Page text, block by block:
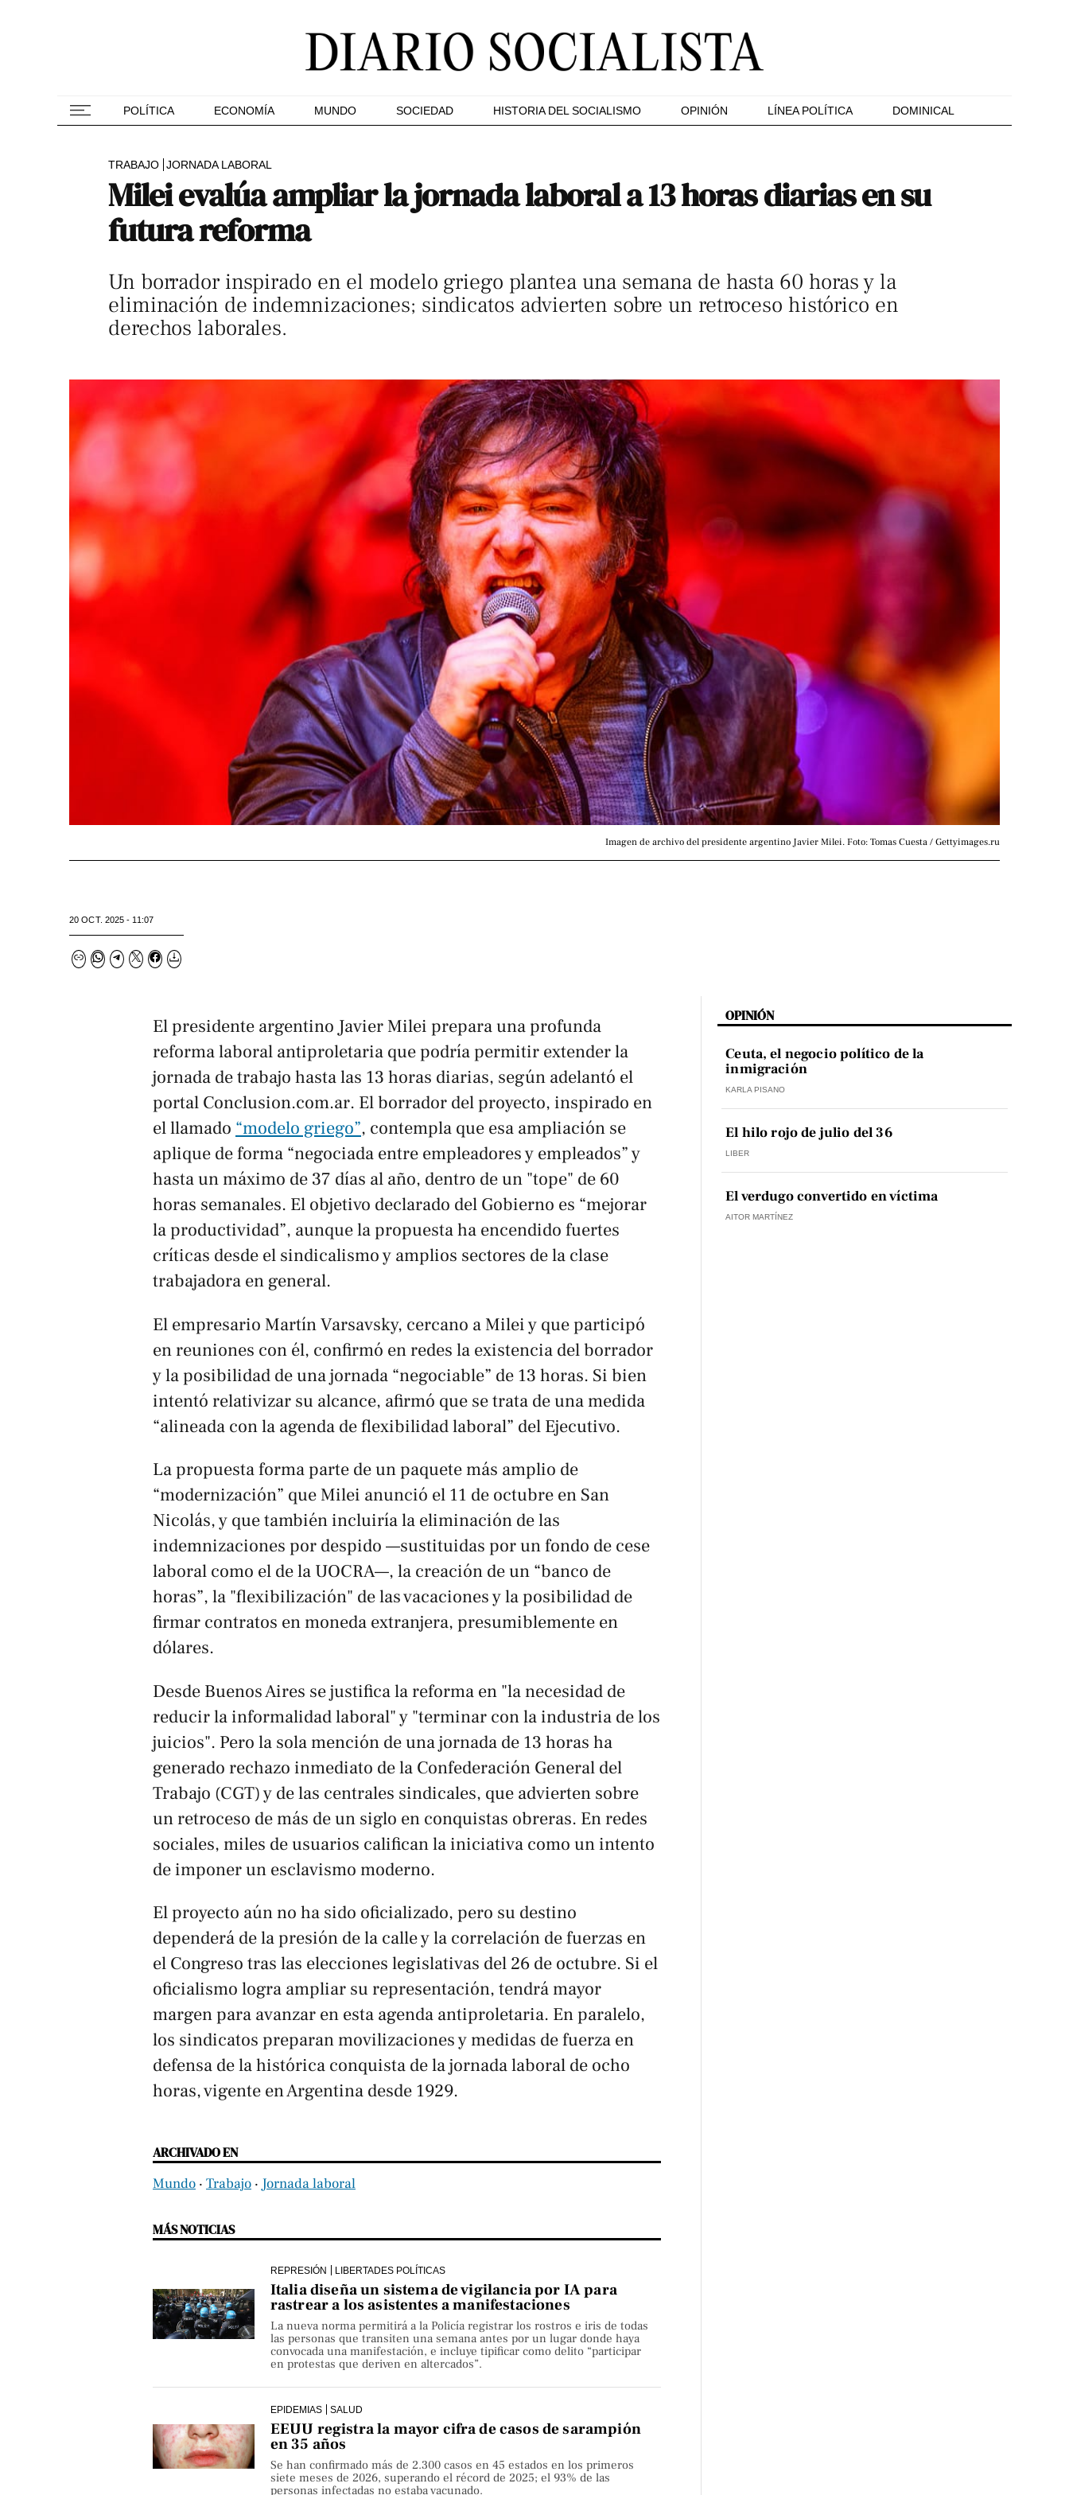
POLÍTICA ECONOMÍA MUNDO SOCIEDAD HISTORIA DEL SOCIALISMO OPINIÓN LÍNEA POLÍTICA DOMINICAL
TRABAJO JORNADA LABORAL
Milei evalúa ampliar la jornada laboral a 13 horas diarias en su
futura reforma
Un borrador inspirado en el modelo griego plantea una semana de hasta 60 horas y la
eliminación de indemnizaciones; sindicatos advierten sobre un retroceso histórico en
derechos laborales.
Imagen de archivo del presidente argentino Javier Milei. Foto: Tomas Cuesta / Gettyimages.ru
20 OCT. 2025 - 11:07
El presidente argentino Javier Milei prepara una profunda
reforma laboral antiproletaria que podría permitir extender la
jornada de trabajo hasta las 13 horas diarias, según adelantó el
portal Conclusion.com.ar. El borrador del proyecto, inspirado en
el llamado “modelo griego”, contempla que esa ampliación se
aplique de forma “negociada entre empleadores y empleados” y
hasta un máximo de 37 días al año, dentro de un "tope" de 60
horas semanales. El objetivo declarado del Gobierno es “mejorar
la productividad”, aunque la propuesta ha encendido fuertes
críticas desde el sindicalismo y amplios sectores de la clase
trabajadora en general.
El empresario Martín Varsavsky, cercano a Milei y que participó
en reuniones con él, confirmó en redes la existencia del borrador
y la posibilidad de una jornada “negociable” de 13 horas. Si bien
intentó relativizar su alcance, afirmó que se trata de una medida
“alineada con la agenda de flexibilidad laboral” del Ejecutivo.
La propuesta forma parte de un paquete más amplio de
“modernización” que Milei anunció el 11 de octubre en San
Nicolás, y que también incluiría la eliminación de las
indemnizaciones por despido —sustituidas por un fondo de cese
laboral como el de la UOCRA—, la creación de un “banco de
horas”, la "flexibilización" de las vacaciones y la posibilidad de
firmar contratos en moneda extranjera, presumiblemente en
dólares.
Desde Buenos Aires se justifica la reforma en "la necesidad de
reducir la informalidad laboral" y "terminar con la industria de los
juicios". Pero la sola mención de una jornada de 13 horas ha
generado rechazo inmediato de la Confederación General del
Trabajo (CGT) y de las centrales sindicales, que advierten sobre
un retroceso de más de un siglo en conquistas obreras. En redes
sociales, miles de usuarios califican la iniciativa como un intento
de imponer un esclavismo moderno.
El proyecto aún no ha sido oficializado, pero su destino
dependerá de la presión de la calle y la correlación de fuerzas en
el Congreso tras las elecciones legislativas del 26 de octubre. Si el
oficialismo logra ampliar su representación, tendrá mayor
margen para avanzar en esta agenda antiproletaria. En paralelo,
los sindicatos preparan movilizaciones y medidas de fuerza en
defensa de la histórica conquista de la jornada laboral de ocho
horas, vigente en Argentina desde 1929.
ARCHIVADO EN
Mundo ‧ Trabajo ‧ Jornada laboral
MÁS NOTICIAS
REPRESIÓN LIBERTADES POLÍTICAS
Italia diseña un sistema de vigilancia por IA para
rastrear a los asistentes a manifestaciones
La nueva norma permitirá a la Policía registrar los rostros e iris de todas
las personas que transiten una semana antes por un lugar donde haya
convocada una manifestación, e incluye tipificar como delito “participar
en protestas que deriven en altercados”.
EPIDEMIAS SALUD
EEUU registra la mayor cifra de casos de sarampión
en 35 años
Se han confirmado más de 2.300 casos en 45 estados en los primeros
siete meses de 2026, superando el récord de 2025; el 93% de las
personas infectadas no estaba vacunado.
OPINIÓN
Ceuta, el negocio político de la
inmigración
KARLA PISANO
El hilo rojo de julio del 36
LIBER
El verdugo convertido en víctima
AITOR MARTÍNEZ